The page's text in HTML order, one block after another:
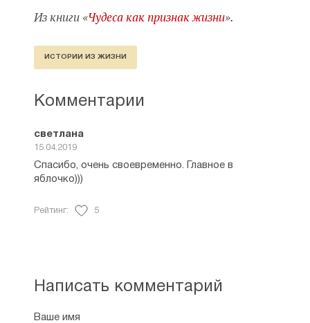
Из книги «Чудеса как признак жизни».
ИСТОРИИ ИЗ ЖИЗНИ
Написать комментарий
Ваше имя
Комментарии
светлана
15.04.2019
Спасибо, очень своевременно. Главное в
яблочко)))
Рейтинг: 5